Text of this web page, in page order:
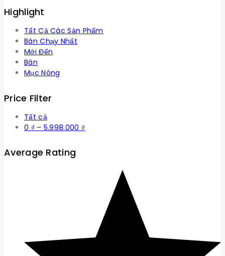
Highlight
Tất Cả Các Sản Phẩm
Bán Chạy Nhất
Mới Đến
Bán
Mục Nóng
Price Filter
Tất cả
0 ₫ – 5.998.000 ₫
5.998.000 ₫
Average Rating